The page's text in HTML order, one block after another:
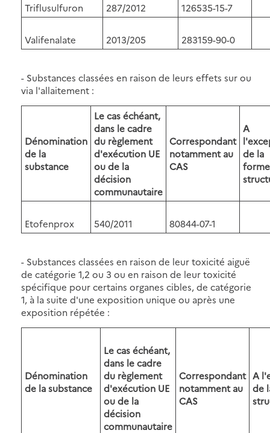
Triflusulfuron 287/2012 126535-15-7
Valifenalate 2013/205 283159-90-0
- Substances classées en raison de leurs effets sur ou
via l'allaitement :
Dénomination
de la
substance
Le cas échéant,
dans le cadre
du règlement
d'exécution UE
ou de la
décision
communautaire
Correspondant
notamment au
CAS
A
de la
forme
Etofenprox 540/2011 80844-07-1
- Substances classées en raison de leur toxicité aiguë
de catégorie 1,2 ou 3 ou en raison de leur toxicité
spécifique pour certains organes cibles, de catégorie
1, à la suite d'une exposition unique ou après une
exposition répétée :
Dénomination
de la substance
Le cas échéant,
dans le cadre
du règlement
d'exécution UE
ou de la
décision
communautaire
Correspondant
notamment au
CAS
A
de